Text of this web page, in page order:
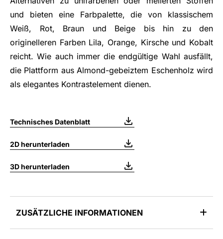
und bieten eine Farbpalette, die von klassischem
Weiß, Rot, Braun und Beige bis hin zu den
originelleren Farben Lila, Orange, Kirsche und Kobalt
reicht. Wie auch immer die endgültige Wahl ausfällt,
die Plattform aus Almond-gebeiztem Eschenholz wird
als elegantes Kontrastelement dienen.
Technisches Datenblatt
2D herunterladen
3D herunterladen
ZUSÄTZLICHE INFORMATIONEN